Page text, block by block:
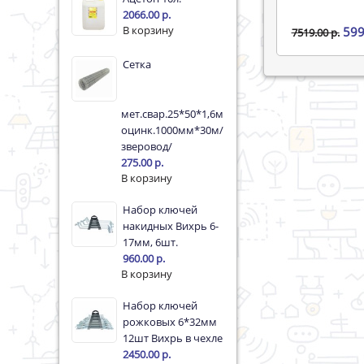
2066.00 р.
Сетка
мет.свар.25*50*1,6мм
оцинк.1000мм*30м/
зверовод/
275.00 р.
Набор ключей
накидных Вихрь 6-
17мм, 6шт.
960.00 р.
Набор ключей
рожковых 6*32мм
12шт Вихрь в чехле
2450.00 р.
7519.00 р.